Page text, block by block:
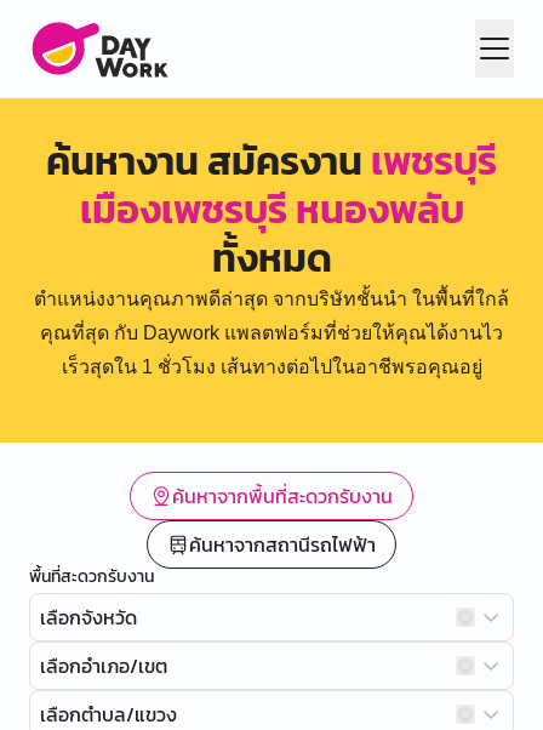
ค้นหางาน สมัครงานเพชรบุรี
เมืองเพชรบุรี หนองพลับ
ทั้งหมด
ตำแหน่งงานคุณภาพดีล่าสุด จากบริษัทชั้นนำ ในพื้นที่ใกล้
คุณที่สุด กับ Daywork แพลตฟอร์มที่ช่วยให้คุณได้งานไว
เร็วสุดใน 1 ชั่วโมง เส้นทางต่อไปในอาชีพรอคุณอยู่
ค้นหาจากพื้นที่สะดวกรับงาน
ค้นหาจากสถานีรถไฟฟ้า
พื้นที่สะดวกรับงาน
เลือกจังหวัด
เลือกอำเภอ/เขต
เลือกตำบล/แขวง